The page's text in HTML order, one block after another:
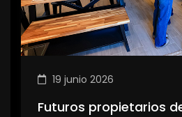
19 junio 2026
Futuros propietarios